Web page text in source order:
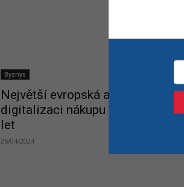
Byznys
Největší evropská akce o
digitalizaci nákupu slaví 20
let
26/04/2024